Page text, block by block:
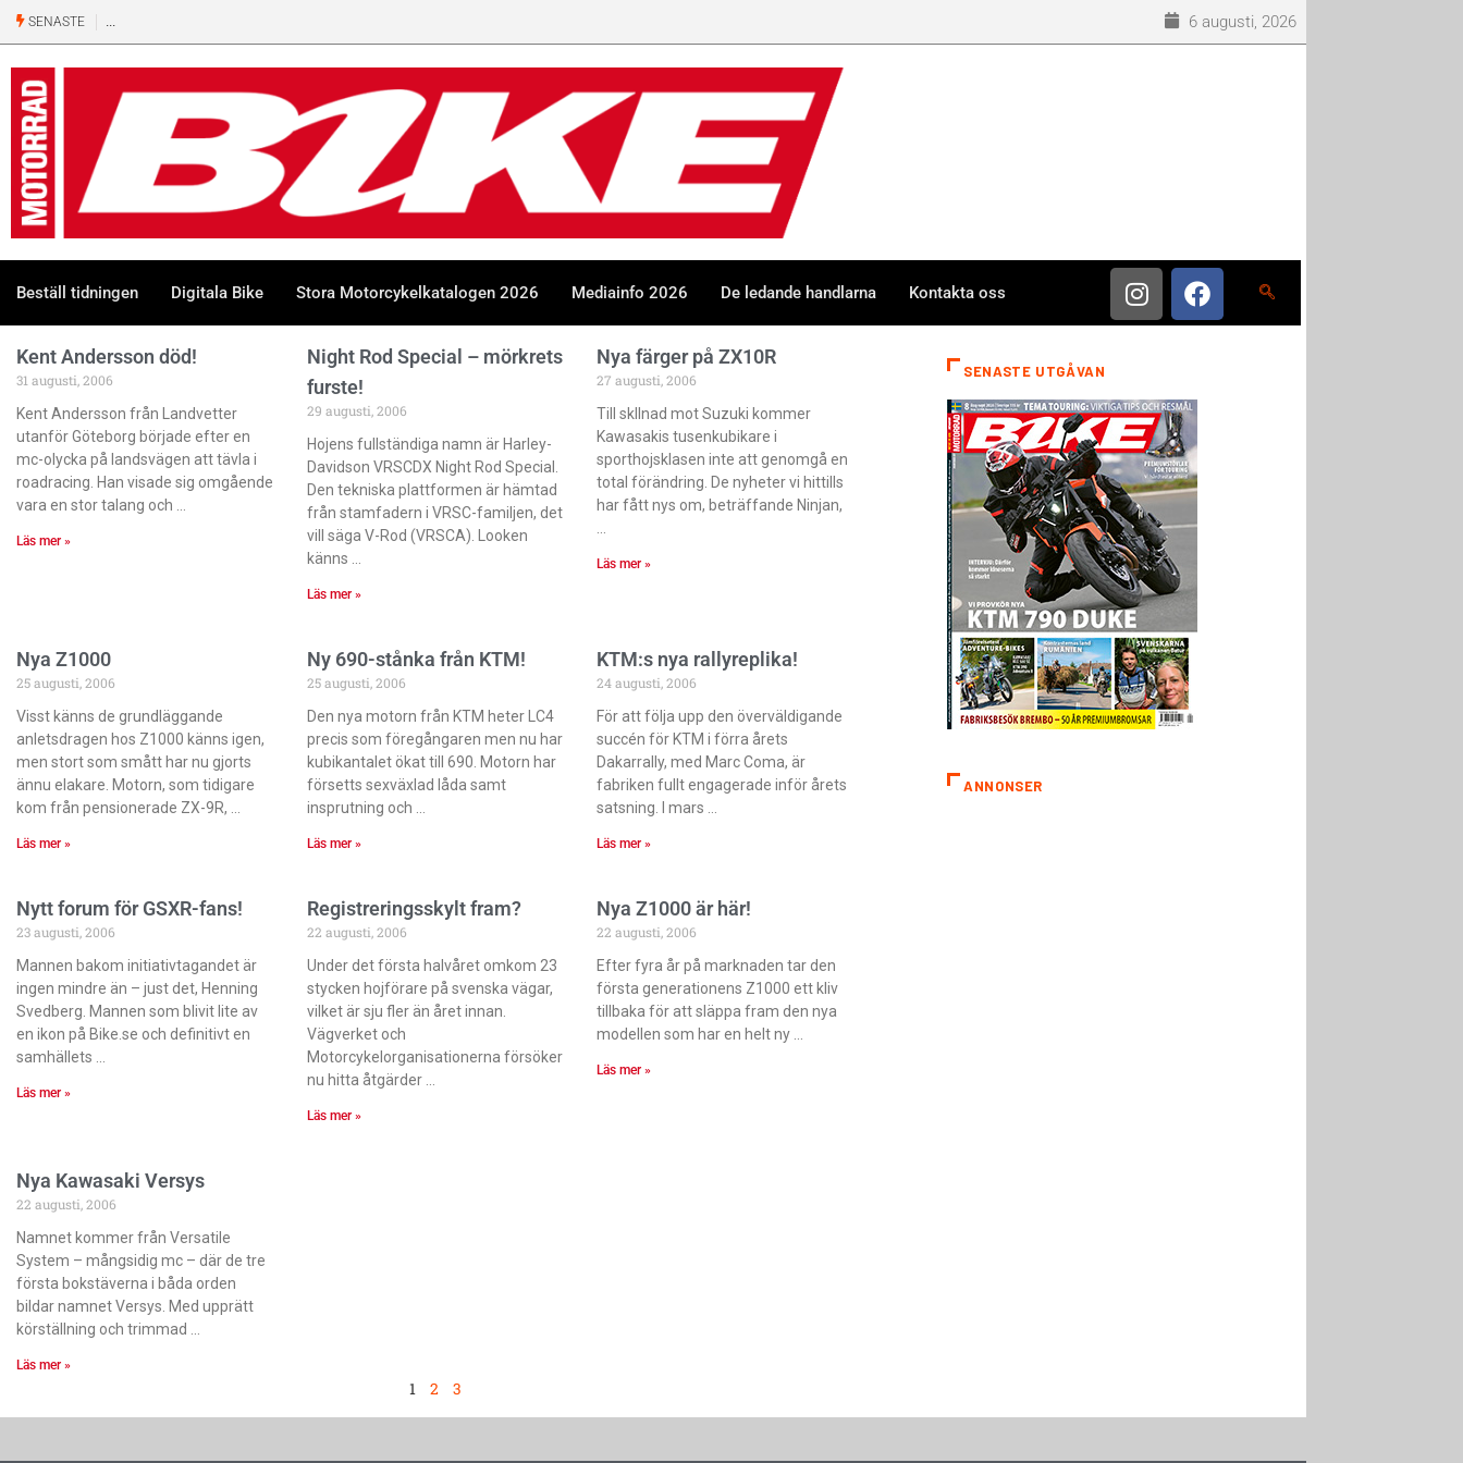
SENASTE 6 augusti, 2026
Beställ tidningen Digitala Bike Stora Motorcykelkatalogen 2026 Mediainfo 2026 De ledande handlarna Kontakta oss
Kent Andersson död!
31 augusti, 2006
Kent Andersson från Landvetter
utanför Göteborg började efter en
mc-olycka på landsvägen att tävla i
roadracing. Han visade sig omgående
vara en stor talang och
Läs mer »
Night Rod Special – mörkrets
furste!
29 augusti, 2006
Hojens fullständiga namn är Harley-
Davidson VRSCDX Night Rod Special.
Den tekniska plattformen är hämtad
från stamfadern i VRSC-familjen, det
vill säga V-Rod (VRSCA). Looken
känns
Läs mer »
Nya färger på ZX10R
27 augusti, 2006
Till skllnad mot Suzuki kommer
Kawasakis tusenkubikare i
sporthojsklasen inte att genomgå en
total förändring. De nyheter vi hittills
har fått nys om, beträffande Ninjan,
Läs mer »
Nya Z1000
25 augusti, 2006
Visst känns de grundläggande
anletsdragen hos Z1000 känns igen,
men stort som smått har nu gjorts
ännu elakare. Motorn, som tidigare
kom från pensionerade ZX-9R,
Läs mer »
Ny 690-stånka från KTM!
25 augusti, 2006
Den nya motorn från KTM heter LC4
precis som föregångaren men nu har
kubikantalet ökat till 690. Motorn har
försetts sexväxlad låda samt
insprutning och
Läs mer »
KTM:s nya rallyreplika!
24 augusti, 2006
För att följa upp den överväldigande
succén för KTM i förra årets
Dakarrally, med Marc Coma, är
fabriken fullt engagerade inför årets
satsning. I mars
Läs mer »
Nytt forum för GSXR-fans!
23 augusti, 2006
Mannen bakom initiativtagandet är
ingen mindre än – just det, Henning
Svedberg. Mannen som blivit lite av
en ikon på Bike.se och definitivt en
samhällets
Läs mer »
Registreringsskylt fram?
22 augusti, 2006
Under det första halvåret omkom 23
stycken hojförare på svenska vägar,
vilket är sju fler än året innan.
Vägverket och
Motorcykelorganisationerna försöker
nu hitta åtgärder
Läs mer »
Nya Z1000 är här!
22 augusti, 2006
Efter fyra år på marknaden tar den
första generationens Z1000 ett kliv
tillbaka för att släppa fram den nya
modellen som har en helt ny
Läs mer »
Nya Kawasaki Versys
22 augusti, 2006
Namnet kommer från Versatile
System – mångsidig mc – där de tre
första bokstäverna i båda orden
bildar namnet Versys. Med upprätt
körställning och trimmad
Läs mer »
1 2 3
SENASTE UTGÅVAN
ANNONSER